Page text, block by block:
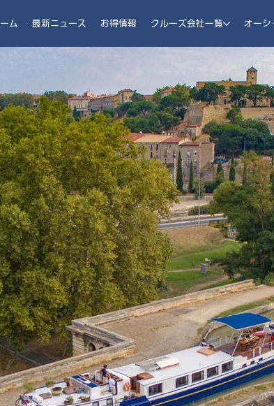
ム 最新ニュース お得情報 クルーズ会社一覧 オーシ